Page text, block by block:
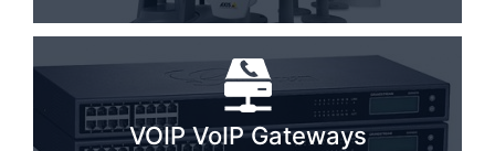
PC components
VOIP VoIP Gateways